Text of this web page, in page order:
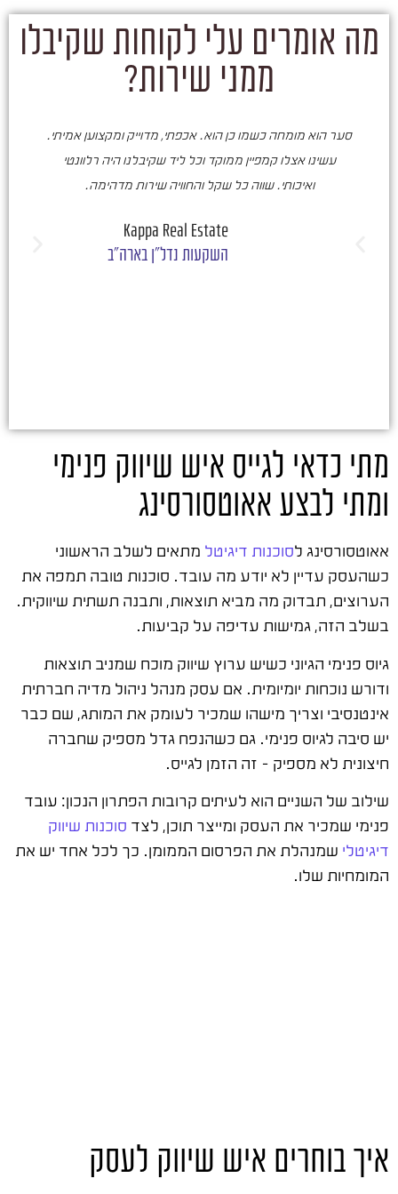
מה אומרים עלי לקוחות שקיבלו
ממני שירות?
סער הוא מומחה כשמו כן הוא. אכפתי, מדוייק ומקצוען אמיתי.
עשינו אצלו קמפיין ממוקד וכל ליד שקיבלנו היה רלוונטי
ואיכותי. שווה כל שקל והחוויה שירות מדהימה.
Kappa Real Estate
השקעות נדל"ן בארה"ב
מתי כדאי לגייס איש שיווק פנימי
ומתי לבצע אאוטסורסינג
אאוטסורסינג לסוכנות דיגיטל מתאים לשלב הראשוני
כשהעסק עדיין לא יודע מה עובד. סוכנות טובה תמפה את
הערוצים, תבדוק מה מביא תוצאות, ותבנה תשתית שיווקית.
בשלב הזה, גמישות עדיפה על קביעות.
גיוס פנימי הגיוני כשיש ערוץ שיווק מוכח שמניב תוצאות
ודורש נוכחות יומיומית. אם עסק מנהל ניהול מדיה חברתית
אינטנסיבי וצריך מישהו שמכיר לעומק את המותג, שם כבר
יש סיבה לגיוס פנימי. גם כשהנפח גדל מספיק שחברה
חיצונית לא מספיק – זה הזמן לגייס.
שילוב של השניים הוא לעיתים קרובות הפתרון הנכון: עובד
פנימי שמכיר את העסק ומייצר תוכן, לצד סוכנות שיווק
דיגיטלי שמנהלת את הפרסום הממומן. כך לכל אחד יש את
המומחיות שלו.
איך בוחרים איש שיווק לעסק